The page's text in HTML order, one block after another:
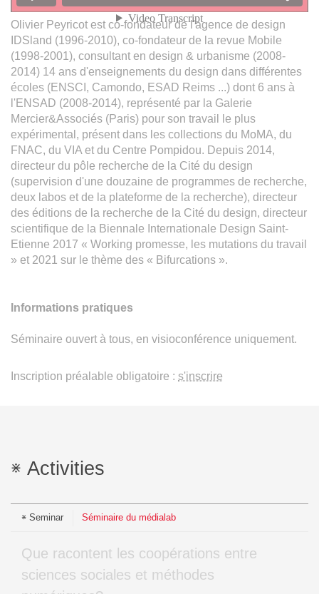
Olivier Peyricot est co-fondateur de l'agence de design
IDSland (1996-2010), co-fondateur de la revue Mobile
(1998-2001), consultant en design & urbanisme (2008-
2014) 14 ans d'enseignements du design dans différentes
écoles (ENSCI, Camondo, ESAD Reims ...) dont 6 ans à
l'ENSAD (2008-2014), représenté par la Galerie
Mercier&Associés (Paris) pour son travail le plus
expérimental, présent dans les collections du MoMA, du
FNAC, du VIA et du Centre Pompidou. Depuis 2014,
directeur du pôle recherche de la Cité du design
(supervision d'une douzaine de programmes de recherche,
deux labos et de la plateforme de la recherche), directeur
des éditions de la recherche de la Cité du design, directeur
scientifique de la Biennale Internationale Design Saint-
Etienne 2017 « Working promesse, les mutations du travail
» et 2021 sur le thème des « Bifurcations ».
Informations pratiques
Séminaire ouvert à tous, en visioconférence uniquement.
Inscription préalable obligatoire : s'inscrire
Activities
Seminar Séminaire du médialab
Que racontent les coopérations entre
sciences sociales et méthodes